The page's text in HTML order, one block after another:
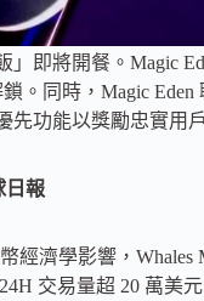
」即將開餐。Magic
。同時，Magic
先功能以獎勵忠實用
日報
經濟學影響，
交易量超 20 萬美